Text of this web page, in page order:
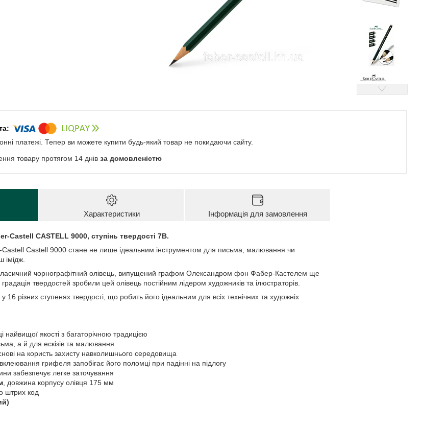
платежі. Тепер ви можете купити будь-який товар не покидаючи сайту.
товару протягом 14 днів за домовленістю
Характеристики Інформація для замовлення
Castell CASTELL 9000, ступінь твердості 7B.
Castell Castell 9000 стане не лише ідеальним інструментом для письма, малювання чи
імідж.
чорнографітний олівець, випущений графом Олександром фон Фабер-Кастелем ще
градація твердостей зробили цей олівець постійним лідером художників та ілюстраторів.
різних ступенях твердості, що робить його ідеальним для всіх технічних та художніх
найвищої якості з багаторічною традицією
а й для ескізів та малювання
на користь захисту навколишнього середовища
грифеля запобігає його поломці при падінні на підлогу
забезпечує легке заточування
, довжина корпусу олівця 175 мм
штрих код